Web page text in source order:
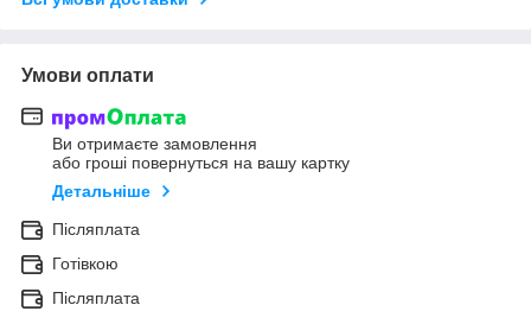
Умови оплати
Ви отримаєте замовлення
або гроші повернуться на вашу картку
Детальніше
Післяплата
Готівкою
Післяплата